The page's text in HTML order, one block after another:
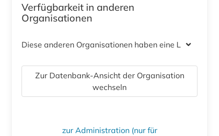
Verfügbarkeit in anderen
Organisationen
Diese anderen Organisationen haben eine Lizenz
Zur Datenbank-Ansicht der Organisation
wechseln
zur Administration (nur für